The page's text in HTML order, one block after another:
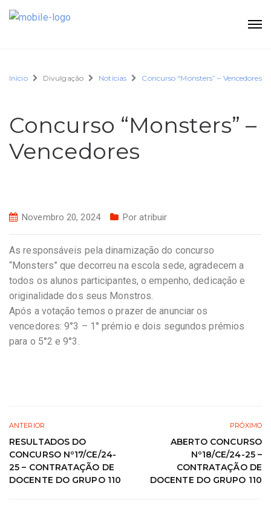
Início Divulgação Notícias Concurso “Monsters” – Vencedores
Concurso “Monsters” –
Vencedores
Novembro 20, 2024 Por atribuir
As responsáveis pela dinamização do concurso
“Monsters” que decorreu na escola sede, agradecem a
todos os alunos participantes, o empenho, dedicação e
originalidade dos seus Monstros.
Após a votação temos o prazer de anunciar os
vencedores: 9°3 – 1° prémio e dois segundos prémios
para o 5°2 e 9°3.
ANTERIOR
RESULTADOS DO
CONCURSO Nº17/CE/24-
25 – CONTRATAÇÃO DE
DOCENTE DO GRUPO 110
PRÓXIMO
ABERTO CONCURSO
Nº18/CE/24-25 –
CONTRATAÇÃO DE
DOCENTE DO GRUPO 110